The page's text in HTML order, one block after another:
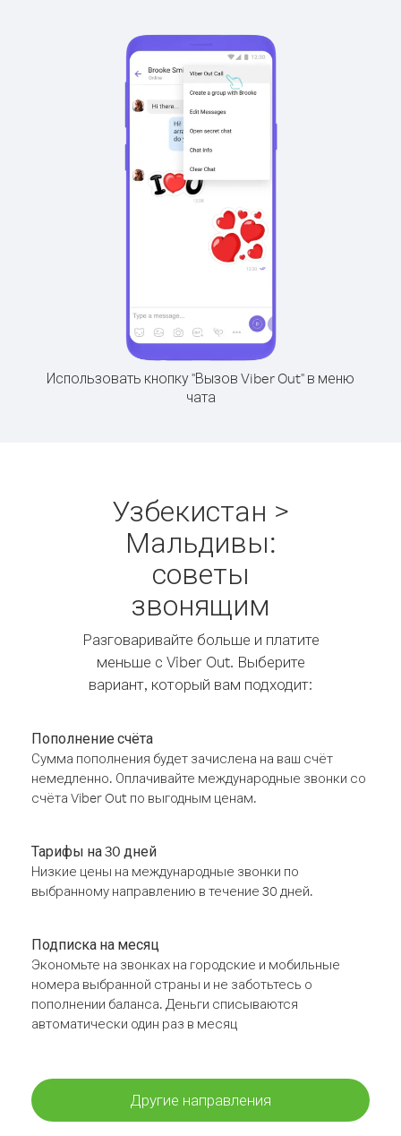
Использовать кнопку "Вызов Viber Out" в меню
чата
Узбекистан >
Мальдивы:
советы
звонящим
Разговаривайте больше и платите
меньше с Viber Out. Выберите
вариант, который вам подходит:
Пополнение счёта
Сумма пополнения будет зачислена на ваш счёт
немедленно. Оплачивайте международные звонки со
счёта Viber Out по выгодным ценам.
Тарифы на 30 дней
Низкие цены на международные звонки по
выбранному направлению в течение 30 дней.
Подписка на месяц
Экономьте на звонках на городские и мобильные
номера выбранной страны и не заботьтесь о
пополнении баланса. Деньги списываются
автоматически один раз в месяц
Другие направления